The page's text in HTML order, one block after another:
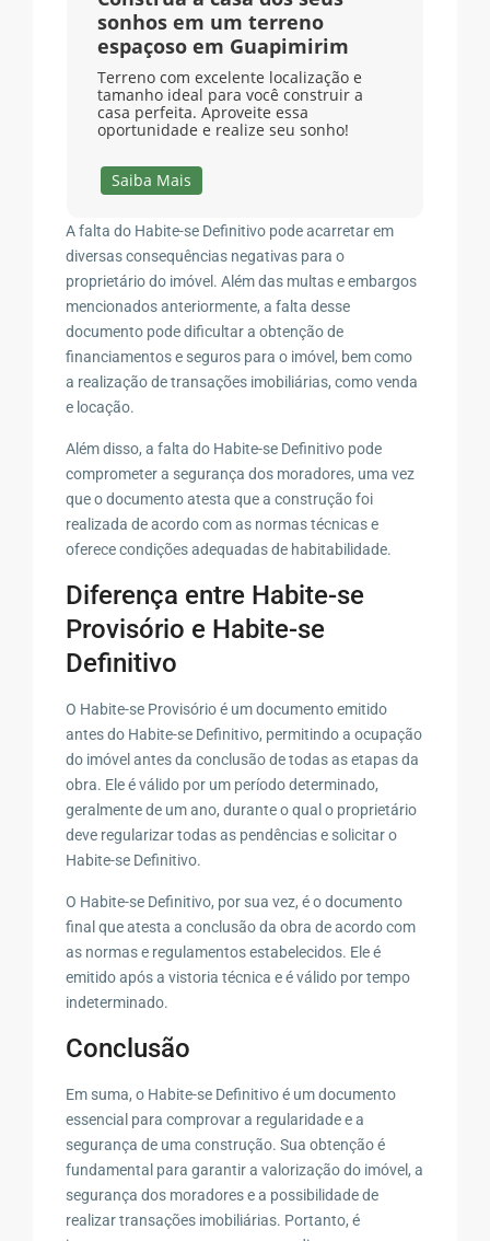
sonhos em um terreno
espaçoso em Guapimirim
Terreno com excelente localização e
tamanho ideal para você construir a
casa perfeita. Aproveite essa
oportunidade e realize seu sonho!
Saiba Mais
A falta do Habite-se Definitivo pode acarretar em
diversas consequências negativas para o
proprietário do imóvel. Além das multas e embargos
mencionados anteriormente, a falta desse
documento pode dificultar a obtenção de
financiamentos e seguros para o imóvel, bem como
a realização de transações imobiliárias, como venda
e locação.
Além disso, a falta do Habite-se Definitivo pode
comprometer a segurança dos moradores, uma vez
que o documento atesta que a construção foi
realizada de acordo com as normas técnicas e
oferece condições adequadas de habitabilidade.
Diferença entre Habite-se
Provisório e Habite-se
Definitivo
O Habite-se Provisório é um documento emitido
antes do Habite-se Definitivo, permitindo a ocupação
do imóvel antes da conclusão de todas as etapas da
obra. Ele é válido por um período determinado,
geralmente de um ano, durante o qual o proprietário
deve regularizar todas as pendências e solicitar o
Habite-se Definitivo.
O Habite-se Definitivo, por sua vez, é o documento
final que atesta a conclusão da obra de acordo com
as normas e regulamentos estabelecidos. Ele é
emitido após a vistoria técnica e é válido por tempo
indeterminado.
Conclusão
Em suma, o Habite-se Definitivo é um documento
essencial para comprovar a regularidade e a
segurança de uma construção. Sua obtenção é
fundamental para garantir a valorização do imóvel, a
segurança dos moradores e a possibilidade de
realizar transações imobiliárias. Portanto, é